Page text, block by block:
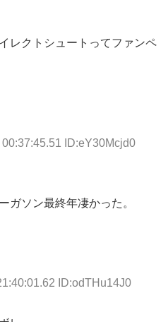
レクトシュートってファンペ
ID:eY30Mcjd0
ガソン最終年凄かった。
ID:odTHu14J0